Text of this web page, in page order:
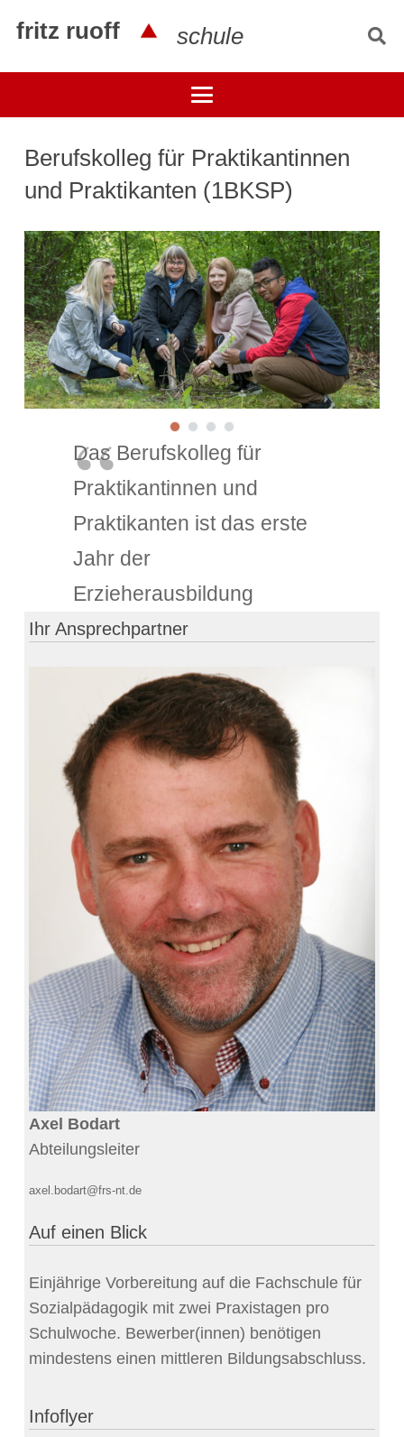
fritz ruoff schule
Berufskolleg für Praktikantinnen
und Praktikanten (1BKSP)
Das Berufskolleg für
Praktikantinnen und
Praktikanten ist das erste
Jahr der
Erzieherausbildung
Ihr Ansprechpartner
Axel Bodart
Abteilungsleiter
axel.bodart@frs-nt.de
Auf einen Blick
Einjährige Vorbereitung auf die Fachschule für
Sozialpädagogik mit zwei Praxistagen pro
Schulwoche. Bewerber(innen) benötigen
mindestens einen mittleren Bildungsabschluss.
Infoflyer